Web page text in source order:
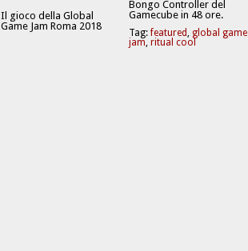
Il gioco della Global
Game Jam Roma 2018
Bongo Controller del
Gamecube in 48 ore.
Tag:featured, global game
jam, ritual cool